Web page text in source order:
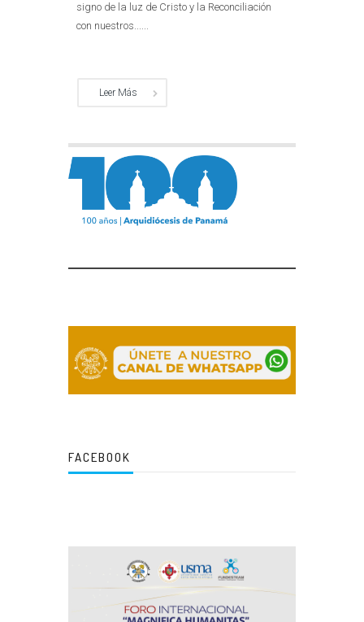
signo de la luz de Cristo y la Reconciliación
con nuestros......
Leer Más
FACEBOOK